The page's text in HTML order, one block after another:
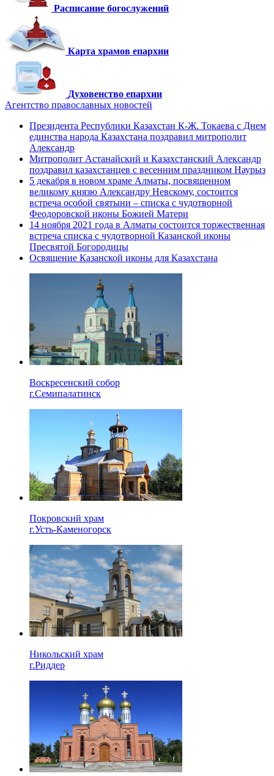
Расписание богослужений
Карта храмов епархии
Духовенство епархии
Агентство православных новостей
Президента Республики Казахстан К-Ж. Токаева с Днем
единства народа Казахстана поздравил митрополит
Александр
Митрополит Астанайский и Казахстанский Александр
поздравил казахстанцев с весенним праздником Наурыз
5 декабря в новом храме Алматы, посвященном
великому князю Александру Невскому, состоится
встреча особой святыни – списка с чудотворной
Феодоровской иконы Божией Матери
14 ноября 2021 года в Алматы состоится торжественная
встреча списка с чудотворной Казанской иконы
Пресвятой Богородицы
Освящение Казанской иконы для Казахстана
Воскресенский собор
г.Семипалатинск
Покровский храм
г.Усть-Каменогорск
Никольский храм
г.Риддер